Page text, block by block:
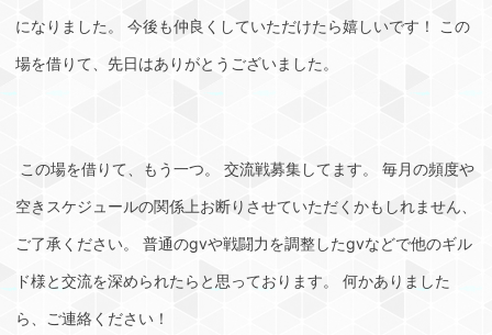
になりました。 今後も仲良くしていただけたら嬉しいです！ この
場を借りて、先日はありがとうございました。
この場を借りて、もう一つ。 交流戦募集してます。 毎月の頻度や
空きスケジュールの関係上お断りさせていただくかもしれません、
ご了承ください。 普通のgvや戦闘力を調整したgvなどで他のギル
ド様と交流を深められたらと思っております。 何かありました
ら、ご連絡ください！